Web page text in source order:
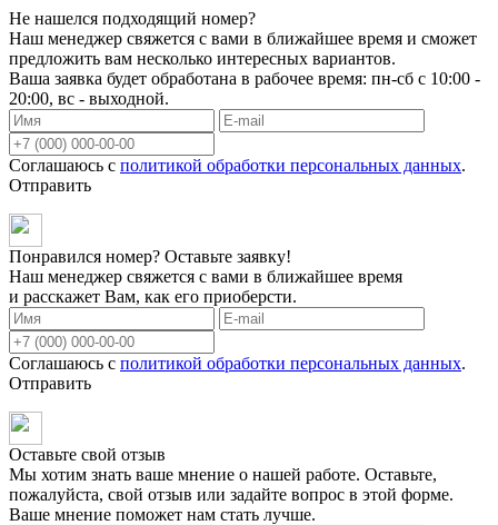
Не нашелся подходящий номер?
Наш менеджер свяжется с вами в ближайшее время и сможет
предложить вам несколько интересных вариантов.
Ваша заявка будет обработана в рабочее время: пн-сб с 10:00 -
20:00, вс - выходной.
Соглашаюсь с политикой обработки персональных данных.
Отправить
Понравился номер? Оставьте заявку!
Наш менеджер свяжется с вами в ближайшее время
и расскажет Вам, как его приоберсти.
Соглашаюсь с политикой обработки персональных данных.
Отправить
Оставьте свой отзыв
Мы хотим знать ваше мнение о нашей работе. Оставьте,
пожалуйста, свой отзыв или задайте вопрос в этой форме.
Ваше мнение поможет нам стать лучше.